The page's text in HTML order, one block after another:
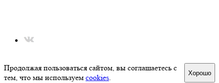
Продолжая пользоваться сайтом, вы соглашаетесь с
тем, что мы используем cookies. Хорошо